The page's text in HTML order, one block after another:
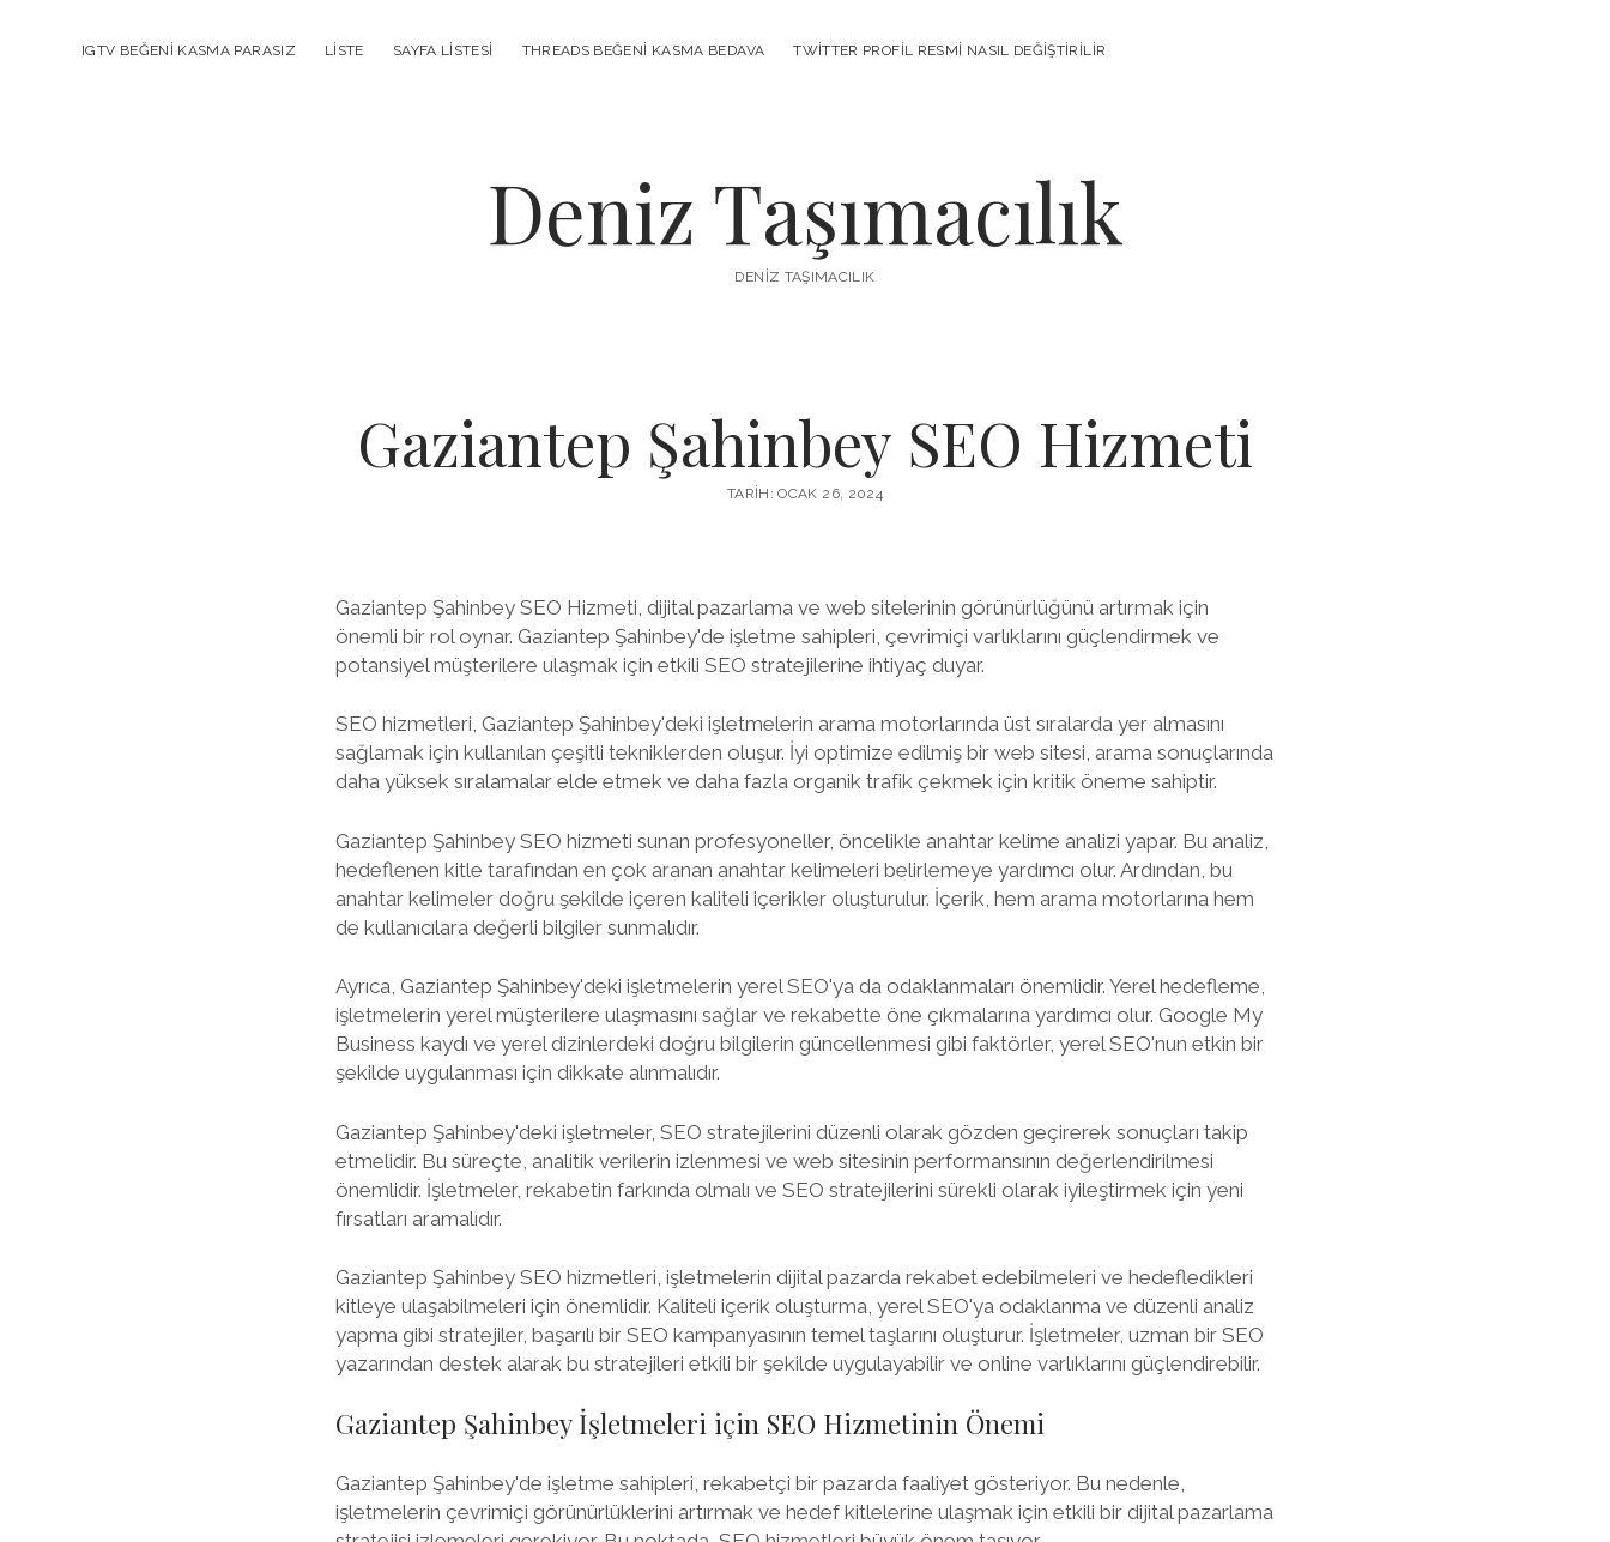
IGTV BEĞENI KASMA PARASIZ LISTE SAYFA LISTESI THREADS BEĞENI KASMA BEDAVA TWITTER PROFIL RESMI NASIL DEĞIŞTIRILIR
Deniz Taşımacılık
DENIZ TAŞIMACILIK
Gaziantep Şahinbey SEO Hizmeti
TARIH: OCAK 26, 2024
Gaziantep Şahinbey SEO Hizmeti, dijital pazarlama ve web sitelerinin görünürlüğünü artırmak için
önemli bir rol oynar. Gaziantep Şahinbey'de işletme sahipleri, çevrimiçi varlıklarını güçlendirmek ve
potansiyel müşterilere ulaşmak için etkili SEO stratejilerine ihtiyaç duyar.
SEO hizmetleri, Gaziantep Şahinbey'deki işletmelerin arama motorlarında üst sıralarda yer almasını
sağlamak için kullanılan çeşitli tekniklerden oluşur. İyi optimize edilmiş bir web sitesi, arama sonuçlarında
daha yüksek sıralamalar elde etmek ve daha fazla organik trafik çekmek için kritik öneme sahiptir.
Gaziantep Şahinbey SEO hizmeti sunan profesyoneller, öncelikle anahtar kelime analizi yapar. Bu analiz,
hedeflenen kitle tarafından en çok aranan anahtar kelimeleri belirlemeye yardımcı olur. Ardından, bu
anahtar kelimeler doğru şekilde içeren kaliteli içerikler oluşturulur. İçerik, hem arama motorlarına hem
de kullanıcılara değerli bilgiler sunmalıdır.
Ayrıca, Gaziantep Şahinbey'deki işletmelerin yerel SEO'ya da odaklanmaları önemlidir. Yerel hedefleme,
işletmelerin yerel müşterilere ulaşmasını sağlar ve rekabette öne çıkmalarına yardımcı olur. Google My
Business kaydı ve yerel dizinlerdeki doğru bilgilerin güncellenmesi gibi faktörler, yerel SEO'nun etkin bir
şekilde uygulanması için dikkate alınmalıdır.
Gaziantep Şahinbey'deki işletmeler, SEO stratejilerini düzenli olarak gözden geçirerek sonuçları takip
etmelidir. Bu süreçte, analitik verilerin izlenmesi ve web sitesinin performansının değerlendirilmesi
önemlidir. İşletmeler, rekabetin farkında olmalı ve SEO stratejilerini sürekli olarak iyileştirmek için yeni
fırsatları aramalıdır.
Gaziantep Şahinbey SEO hizmetleri, işletmelerin dijital pazarda rekabet edebilmeleri ve hedefledikleri
kitleye ulaşabilmeleri için önemlidir. Kaliteli içerik oluşturma, yerel SEO'ya odaklanma ve düzenli analiz
yapma gibi stratejiler, başarılı bir SEO kampanyasının temel taşlarını oluşturur. İşletmeler, uzman bir SEO
yazarından destek alarak bu stratejileri etkili bir şekilde uygulayabilir ve online varlıklarını güçlendirebilir.
Gaziantep Şahinbey İşletmeleri için SEO Hizmetinin Önemi
Gaziantep Şahinbey'de işletme sahipleri, rekabetçi bir pazarda faaliyet gösteriyor. Bu nedenle,
işletmelerin çevrimiçi görünürlüklerini artırmak ve hedef kitlelerine ulaşmak için etkili bir dijital pazarlama